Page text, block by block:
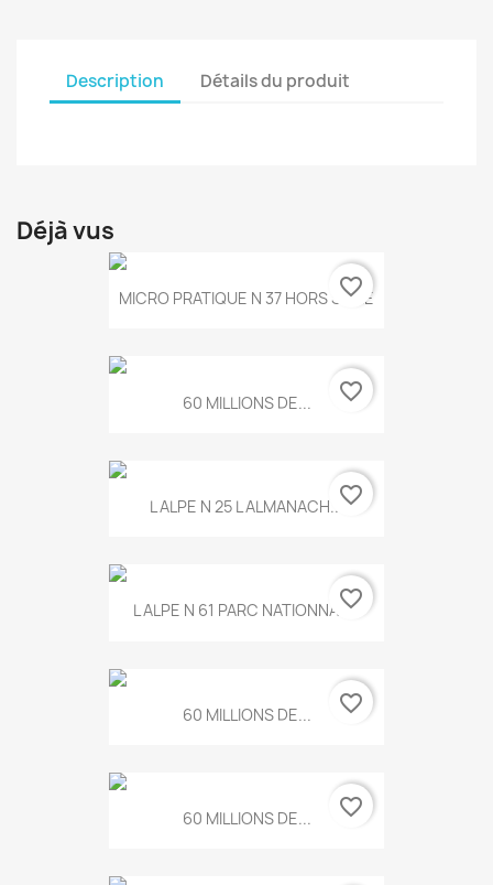
Description Détails du produit
Déjà vus
MICRO PRATIQUE N 37 HORS SERIE
favorite_border
60 MILLIONS DE... favorite_border
L ALPE N 25 L ALMANACH...favorite_border
L ALPE N 61 PARC NATIONNAL...
favorite_border
60 MILLIONS DE... favorite_border
60 MILLIONS DE... favorite_border